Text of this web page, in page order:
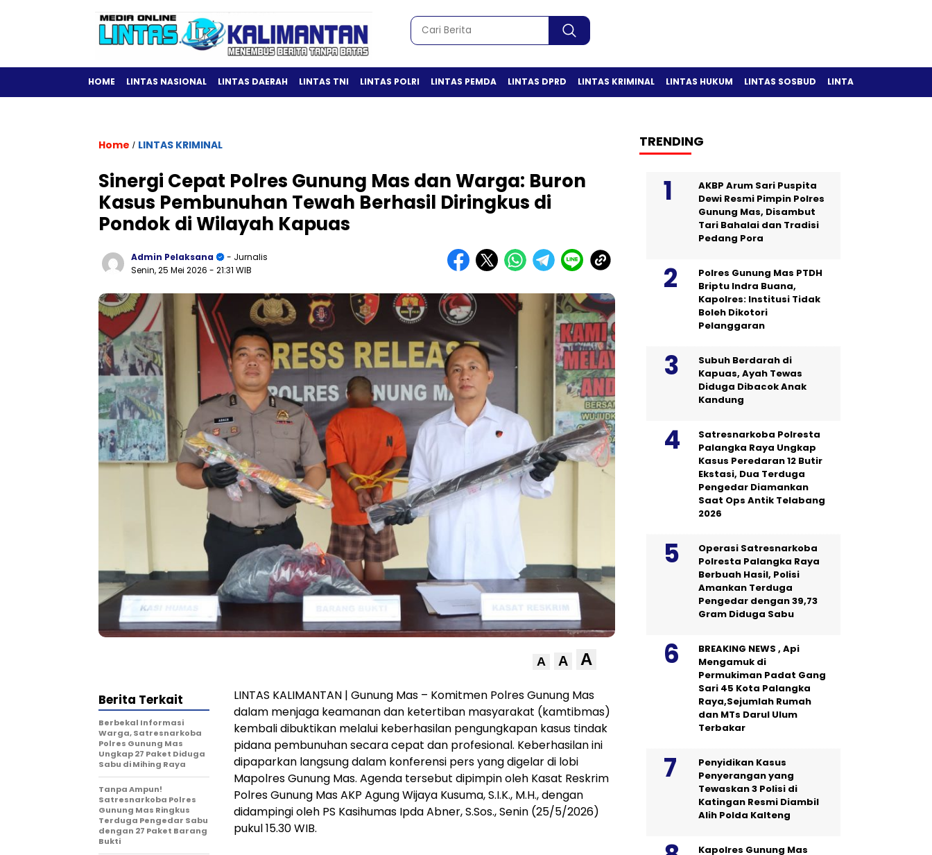
HOME LINTAS NASIONAL LINTAS DAERAH LINTAS TNI LINTAS POLRI LINTAS PEMDA LINTAS DPRD LINTAS KRIMINAL LINTAS HUKUM LINTAS SOSBUD LINTAS OLAH RAGA
Home / LINTAS KRIMINAL
Sinergi Cepat Polres Gunung Mas dan Warga: Buron
Kasus Pembunuhan Tewah Berhasil Diringkus di
Pondok di Wilayah Kapuas
Admin Pelaksana
- Jurnalis
Senin, 25 Mei 2026 - 21:31 WIB
A A A
LINTAS KALIMANTAN | Gunung Mas – Komitmen Polres Gunung Mas
dalam menjaga keamanan dan ketertiban masyarakat (kamtibmas)
kembali dibuktikan melalui keberhasilan pengungkapan kasus tindak
pidana pembunuhan secara cepat dan profesional. Keberhasilan ini
dipaparkan langsung dalam konferensi pers yang digelar di lobi
Mapolres Gunung Mas. Agenda tersebut dipimpin oleh Kasat Reskrim
Polres Gunung Mas AKP Agung Wijaya Kusuma, S.I.K., M.H., dengan
didampingi oleh PS Kasihumas Ipda Abner, S.Sos., Senin (25/5/2026)
pukul 15.30 WIB.
Berita Terkait
Berbekal Informasi
Warga, Satresnarkoba
Polres Gunung Mas
Ungkap 27 Paket Diduga
Sabu di Mihing Raya
Tanpa Ampun!
Satresnarkoba Polres
Gunung Mas Ringkus
Terduga Pengedar Sabu
dengan 27 Paket Barang
Bukti
TRENDING
AKBP Arum Sari Puspita
Dewi Resmi Pimpin Polres
Gunung Mas, Disambut
Tari Bahalai dan Tradisi
Pedang Pora
Polres Gunung Mas PTDH
Briptu Indra Buana,
Kapolres: Institusi Tidak
Boleh Dikotori
Pelanggaran
Subuh Berdarah di
Kapuas, Ayah Tewas
Diduga Dibacok Anak
Kandung
Satresnarkoba Polresta
Palangka Raya Ungkap
Kasus Peredaran 12 Butir
Ekstasi, Dua Terduga
Pengedar Diamankan
Saat Ops Antik Telabang
2026
Operasi Satresnarkoba
Polresta Palangka Raya
Berbuah Hasil, Polisi
Amankan Terduga
Pengedar dengan 39,73
Gram Diduga Sabu
BREAKING NEWS , Api
Mengamuk di
Permukiman Padat Gang
Sari 45 Kota Palangka
Raya,Sejumlah Rumah
dan MTs Darul Ulum
Terbakar
Penyidikan Kasus
Penyerangan yang
Tewaskan 3 Polisi di
Katingan Resmi Diambil
Alih Polda Kalteng
Kapolres Gunung Mas